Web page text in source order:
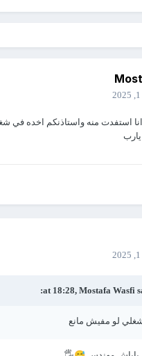
انا استفدت منه واستاذنكم اخده في
Mostafa Wasfi
لو مفيش مانع